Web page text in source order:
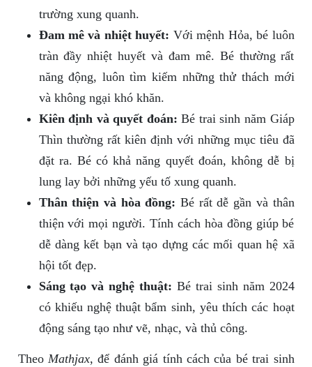
trường xung quanh.
Đam mê và nhiệt huyết: Với mệnh Hỏa, bé luôn
tràn đầy nhiệt huyết và đam mê. Bé thường rất
năng động, luôn tìm kiếm những thử thách mới
và không ngại khó khăn.
Kiên định và quyết đoán: Bé trai sinh năm Giáp
Thìn thường rất kiên định với những mục tiêu đã
đặt ra. Bé có khả năng quyết đoán, không dễ bị
lung lay bởi những yếu tố xung quanh.
Thân thiện và hòa đồng: Bé rất dễ gần và thân
thiện với mọi người. Tính cách hòa đồng giúp bé
dễ dàng kết bạn và tạo dựng các mối quan hệ xã
hội tốt đẹp.
Sáng tạo và nghệ thuật: Bé trai sinh năm 2024
có khiếu nghệ thuật bẩm sinh, yêu thích các hoạt
động sáng tạo như vẽ, nhạc, và thủ công.
Theo Mathjax, để đánh giá tính cách của bé trai sinh